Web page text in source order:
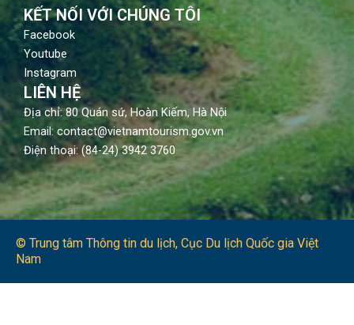
KẾT NỐI VỚI CHÚNG TÔI
Facebook
Youtube
Instagram
LIÊN HỆ
Địa chỉ: 80 Quán sứ, Hoàn Kiếm, Hà Nội
Email: contact@vietnamtourism.gov.vn
Điện thoại: (84-24) 3942 3760
© Trung tâm Thông tin du lịch​, Cục Du lịch Quốc gia Việt
Nam